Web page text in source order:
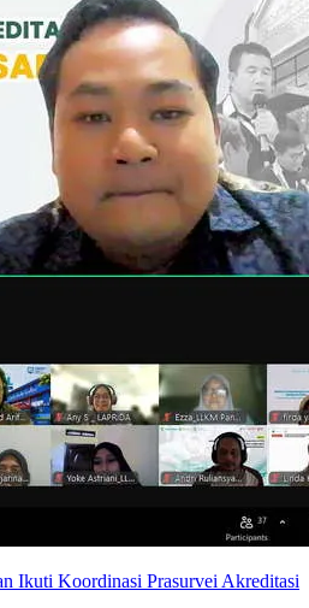
Ikuti Koordinasi Prasurvei Akreditasi